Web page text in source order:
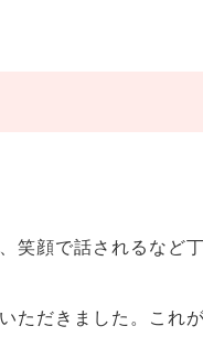
笑顔で話されるなど
ただきました。これ